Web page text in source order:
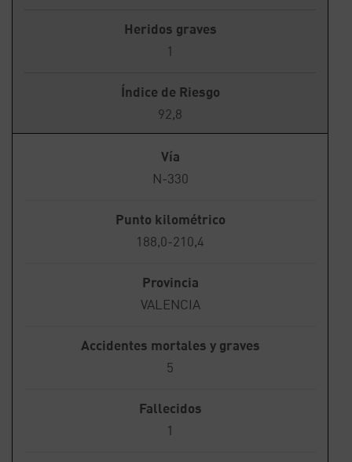
Heridos graves
1
Índice de Riesgo
92,8
Vía
N-330
Punto kilométrico
188,0-210,4
Provincia
VALENCIA
Accidentes mortales y graves
5
Fallecidos
1